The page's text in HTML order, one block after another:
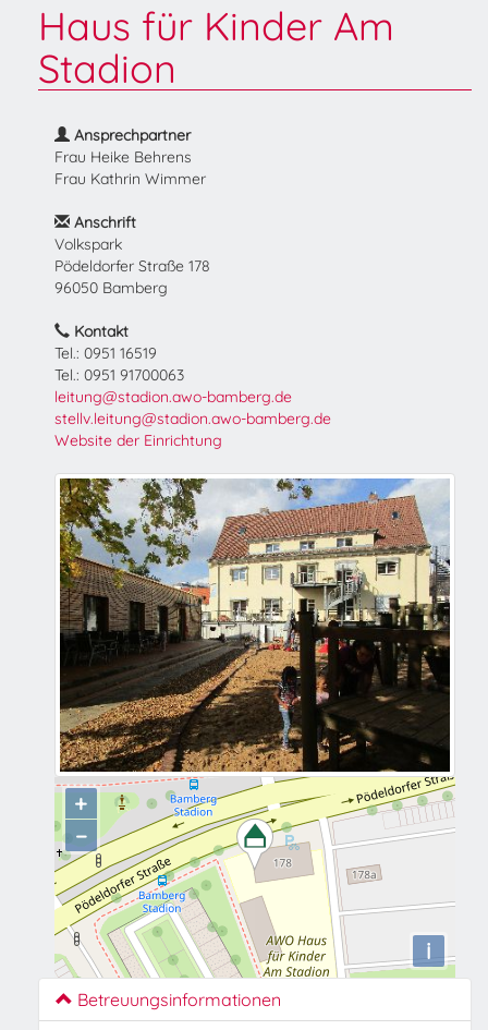
Haus für Kinder Am
Stadion
Ansprechpartner
Frau Heike Behrens
Frau Kathrin Wimmer
Anschrift
Volkspark
Pödeldorfer Straße 178
96050 Bamberg
Kontakt
Tel.: 0951 16519
Tel.: 0951 91700063
leitung@stadion.awo-bamberg.de
stellv.leitung@stadion.awo-bamberg.de
Website der Einrichtung
+
−
i
Betreuungsinformationen